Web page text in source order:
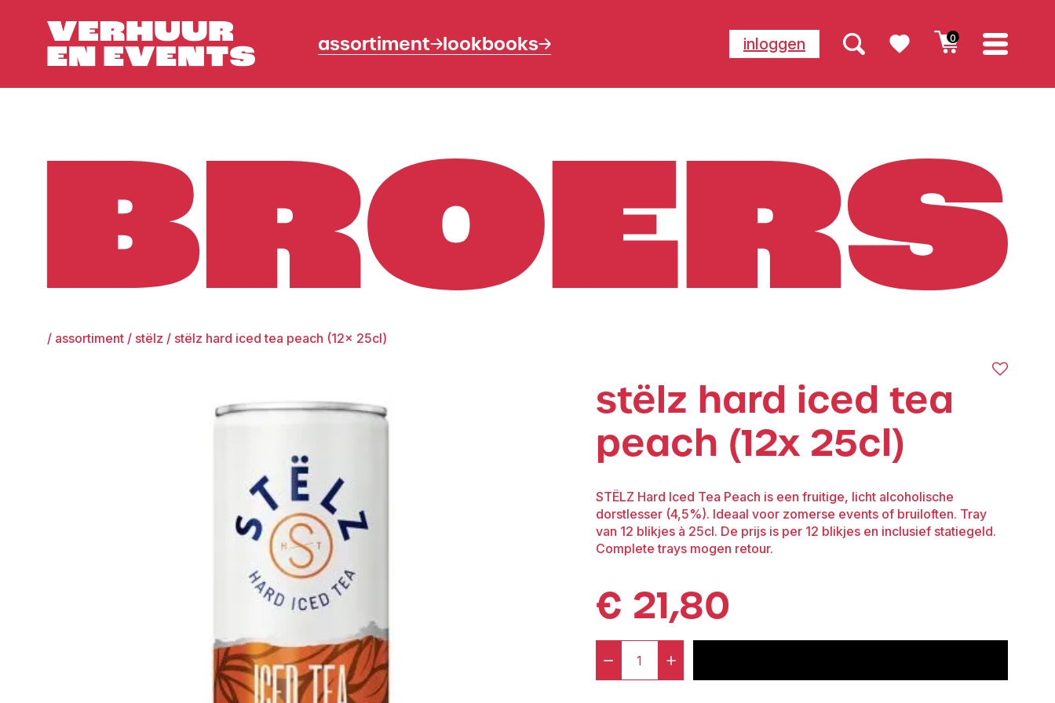
assortiment lookbooks inloggen 0
/ assortiment / stëlz / stëlz hard iced tea peach (12x 25cl)
stëlz hard iced tea
peach (12x 25cl)
STËLZ Hard Iced Tea Peach is een fruitige, licht alcoholische
dorstlesser (4,5%). Ideaal voor zomerse events of bruiloften. Tray
van 12 blikjes à 25cl. De prijs is per 12 blikjes en inclusief statiegeld.
Complete trays mogen retour.
€ 21,80
-
STËLZ
+